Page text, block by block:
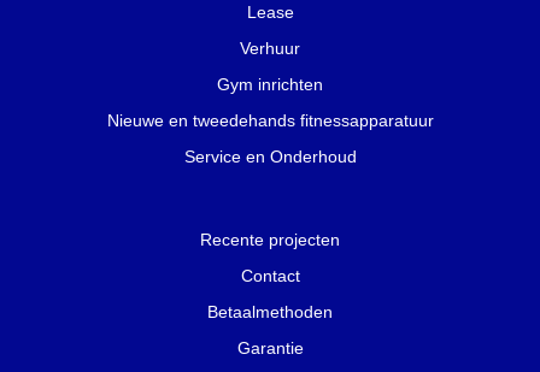
Lease
Verhuur
Gym inrichten
Nieuwe en tweedehands fitnessapparatuur
Service en Onderhoud
Recente projecten
Contact
Betaalmethoden
Garantie